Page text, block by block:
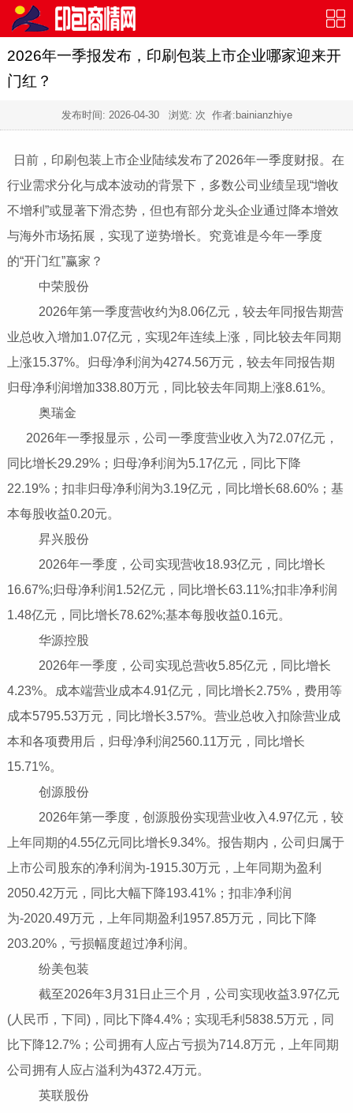
2026年一季报发布，印刷包装上市企业哪家迎来开
门红？
发布时间: 2026-04-30浏览: 次 作者:bainianzhiye
日前，印刷包装上市企业陆续发布了2026年一季度财报。在
行业需求分化与成本波动的背景下，多数公司业绩呈现“增收
不增利”或显著下滑态势，但也有部分龙头企业通过降本增效
与海外市场拓展，实现了逆势增长。究竟谁是今年一季度
的“开门红”赢家？
中荣股份
2026年第一季度营收约为8.06亿元，较去年同报告期营
业总收入增加1.07亿元，实现2年连续上涨，同比较去年同期
上涨15.37%。归母净利润为4274.56万元，较去年同报告期
归母净利润增加338.80万元，同比较去年同期上涨8.61%。
奥瑞金
2026年一季报显示，公司一季度营业收入为72.07亿元，
同比增长29.29%；归母净利润为5.17亿元，同比下降
22.19%；扣非归母净利润为3.19亿元，同比增长68.60%；基
本每股收益0.20元。
昇兴股份
2026年一季度，公司实现营收18.93亿元，同比增长
16.67%;归母净利润1.52亿元，同比增长63.11%;扣非净利润
1.48亿元，同比增长78.62%;基本每股收益0.16元。
华源控股
2026年一季度，公司实现总营收5.85亿元，同比增长
4.23%。成本端营业成本4.91亿元，同比增长2.75%，费用等
成本5795.53万元，同比增长3.57%。营业总收入扣除营业成
本和各项费用后，归母净利润2560.11万元，同比增长
15.71%。
创源股份
2026年第一季度，创源股份实现营业收入4.97亿元，较
上年同期的4.55亿元同比增长9.34%。报告期内，公司归属于
上市公司股东的净利润为-1915.30万元，上年同期为盈利
2050.42万元，同比大幅下降193.41%；扣非净利润
为-2020.49万元，上年同期盈利1957.85万元，同比下降
203.20%，亏损幅度超过净利润。
纷美包装
截至2026年3月31日止三个月，公司实现收益3.97亿元
(人民币，下同)，同比下降4.4%；实现毛利5838.5万元，同
比下降12.7%；公司拥有人应占亏损为714.8万元，上年同期
公司拥有人应占溢利为4372.4万元。
英联股份